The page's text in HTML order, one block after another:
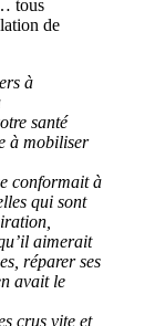
tous
de
à
santé
à mobiliser
conformait à
qui sont
aimerait
réparer ses
avait le
crus vite et